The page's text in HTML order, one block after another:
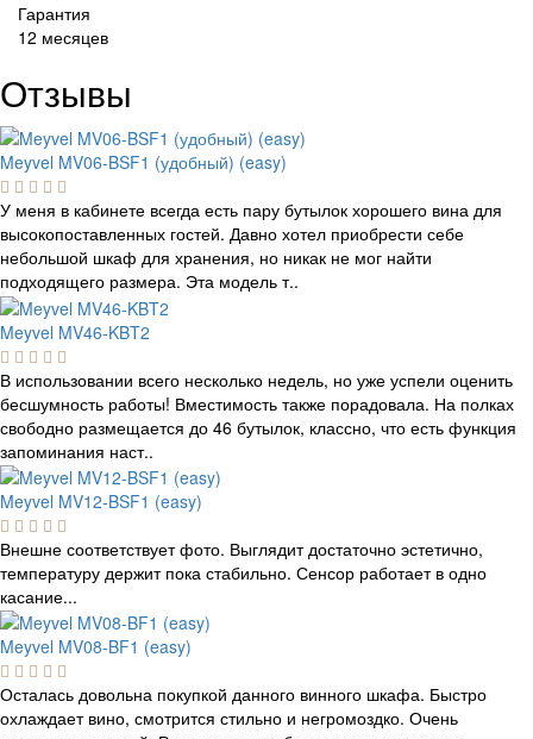
Гарантия
12 месяцев
Отзывы
Meyvel MV06-BSF1 (удобный) (easy)
У меня в кабинете всегда есть пару бутылок хорошего вина для
высокопоставленных гостей. Давно хотел приобрести себе
небольшой шкаф для хранения, но никак не мог найти
подходящего размера. Эта модель т..
Meyvel MV46-KBT2
В использовании всего несколько недель, но уже успели оценить
бесшумность работы! Вместимость также порадовала. На полках
свободно размещается до 46 бутылок, классно, что есть функция
запоминания наст..
Meyvel MV12-BSF1 (easy)
Внешне соответствует фото. Выглядит достаточно эстетично,
температуру держит пока стабильно. Сенсор работает в одно
касание...
Meyvel MV08-BF1 (easy)
Осталась довольна покупкой данного винного шкафа. Быстро
охлаждает вино, смотрится стильно и негромоздко. Очень